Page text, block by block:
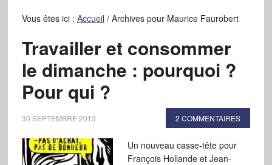
Vous êtes ici : Accueil /Archives pour Maurice Faurobert
Travailler et consommer
le dimanche : pourquoi ?
Pour qui ?
30 SEPTEMBRE 2013 2 COMMENTAIRES
Un nouveau casse-tête pour
François Hollande et Jean-